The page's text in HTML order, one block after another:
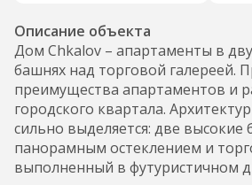
Описание объекта
Дом Chkalov – апартаменты в
башнях над торговой галереей.
преимущества апартаментов и
городского квартала.
сильно выделяется: две высокие
панорамным остеклением и
выполненный в футуристичном